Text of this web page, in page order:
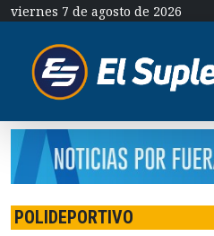
viernes 7 de agosto de 2026
POLIDEPORTIVO